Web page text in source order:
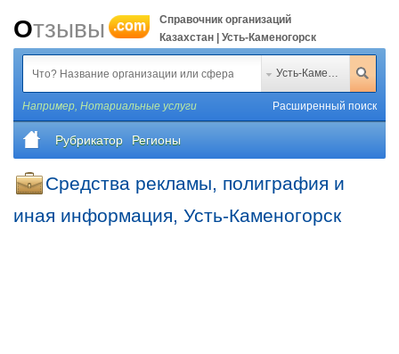
Отзывы .com
Справочник организаций
Казахстан | Усть-Каменогорск
Усть-Каменогорск
Например, Нотариальные услуги Расширенный поиск
Рубрикатор Регионы
Средства рекламы, полиграфия и
иная информация, Усть-Каменогорск